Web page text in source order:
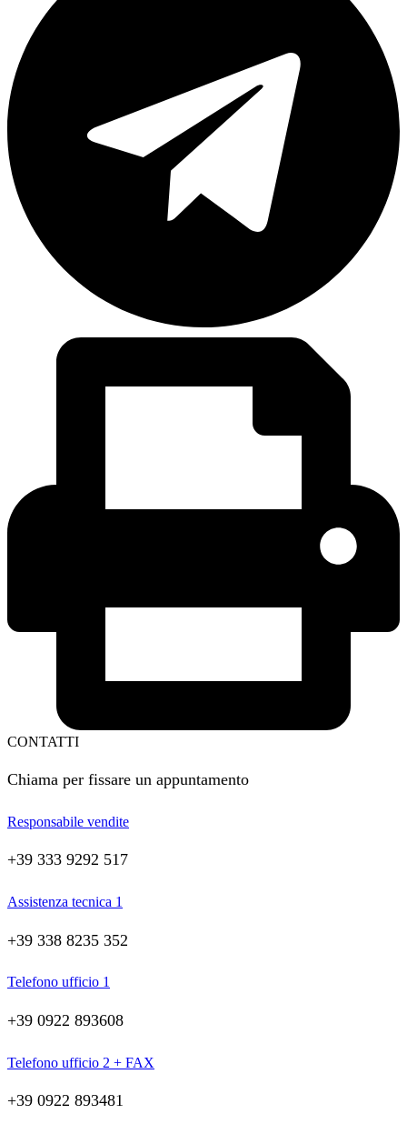
CONTATTI
Chiama per fissare un appuntamento
Responsabile vendite
+39 333 9292 517
Assistenza tecnica 1
+39 338 8235 352
Telefono ufficio 1
+39 0922 893608
Telefono ufficio 2 + FAX
+39 0922 893481